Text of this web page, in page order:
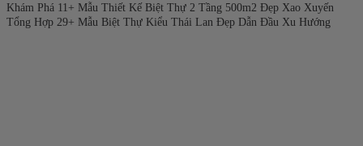
Khám Phá 11+ Mẫu Thiết Kế Biệt Thự 2 Tầng 500m2 Đẹp Xao Xuyến
Tổng Hợp 29+ Mẫu Biệt Thự Kiểu Thái Lan Đẹp Dẫn Đầu Xu Hướng